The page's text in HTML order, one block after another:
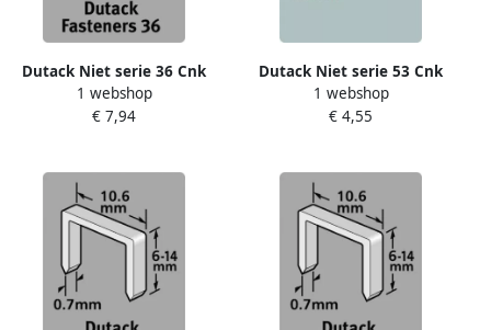
Dutack Niet serie 36 Cnk
14mm blister 1000 st.
5011011
1 webshop
€ 7,94
Dutack Niet serie 53 Cnk
14mm blister 1000 st.
5011016
1 webshop
€ 4,55